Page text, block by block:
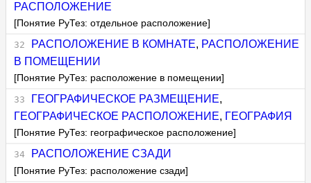
РАСПОЛОЖЕНИЕ
[Понятие РуТез: отдельное расположение]
РАСПОЛОЖЕНИЕ В КОМНАТЕ, РАСПОЛОЖЕНИЕ
В ПОМЕЩЕНИИ
[Понятие РуТез: расположение в помещении]
ГЕОГРАФИЧЕСКОЕ РАЗМЕЩЕНИЕ,
ГЕОГРАФИЧЕСКОЕ РАСПОЛОЖЕНИЕ, ГЕОГРАФИЯ
[Понятие РуТез: географическое расположение]
РАСПОЛОЖЕНИЕ СЗАДИ
[Понятие РуТез: расположение сзади]